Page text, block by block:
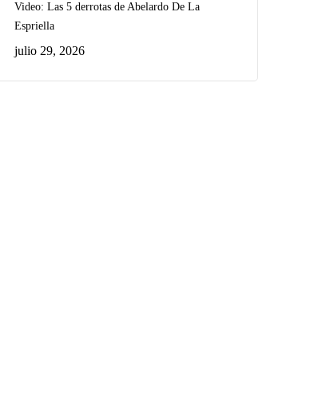
Video: Las 5 derrotas de Abelardo De La
Espriella
julio 29, 2026